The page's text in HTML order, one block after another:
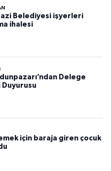
Belediyesi işyerleri
ihalesi
Delege
Duyurusu
için baraja giren çocuk